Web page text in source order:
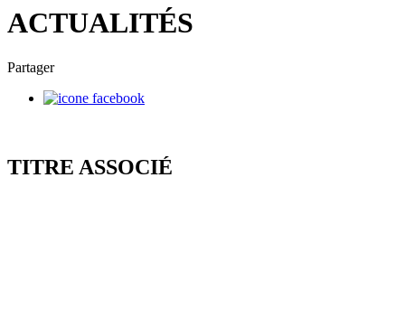
ACTUALITÉS
Partager
TITRE ASSOCIÉ